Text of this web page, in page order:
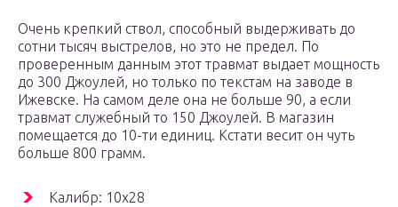
Очень крепкий ствол, способный выдерживать до
сотни тысяч выстрелов, но это не предел. По
проверенным данным этот травмат выдает мощность
до 300 Джоулей, но только по текстам на заводе в
Ижевске. На самом деле она не больше 90, а если
травмат служебный то 150 Джоулей. В магазин
помещается до 10-ти единиц. Кстати весит он чуть
больше 800 грамм.
Калибр: 10х28